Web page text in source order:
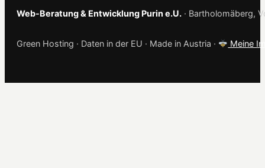
Web-Beratung & Entwicklung Purin e.U. · Bartholomäberg,
Green Hosting · Daten in der EU · Made in Austria · Meine